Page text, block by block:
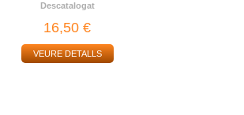
Descatalogat
16,50 €
VEURE DETALLS